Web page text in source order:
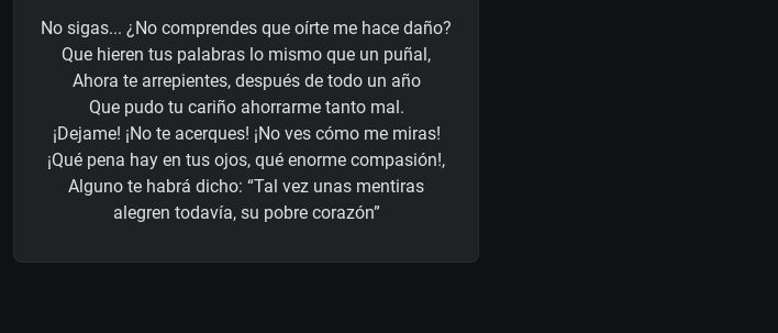
No sigas... ¿No comprendes que oírte me hace daño?
Que hieren tus palabras lo mismo que un puñal,
Ahora te arrepientes, después de todo un año
Que pudo tu cariño ahorrarme tanto mal.
¡Dejame! ¡No te acerques! ¡No ves cómo me miras!
¡Qué pena hay en tus ojos, qué enorme compasión!,
Alguno te habrá dicho: “Tal vez unas mentiras
alegren todavía, su pobre corazón”